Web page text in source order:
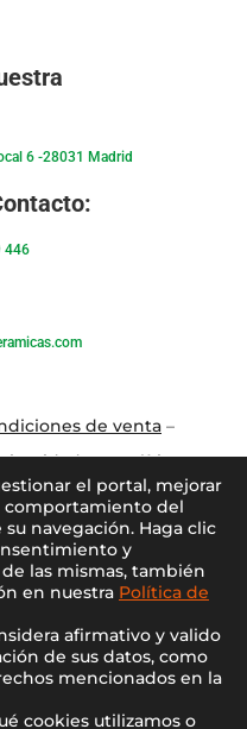
6 -28031 Madrid
446
de venta–
–Política
–Mi Cuenta
el portal, mejorar
comportamiento del
navegación. Haga clic
y
las mismas, también
en nuestra Política de
afirmativo y valido
de sus datos, como
mencionados en la
cookies utilizamos o